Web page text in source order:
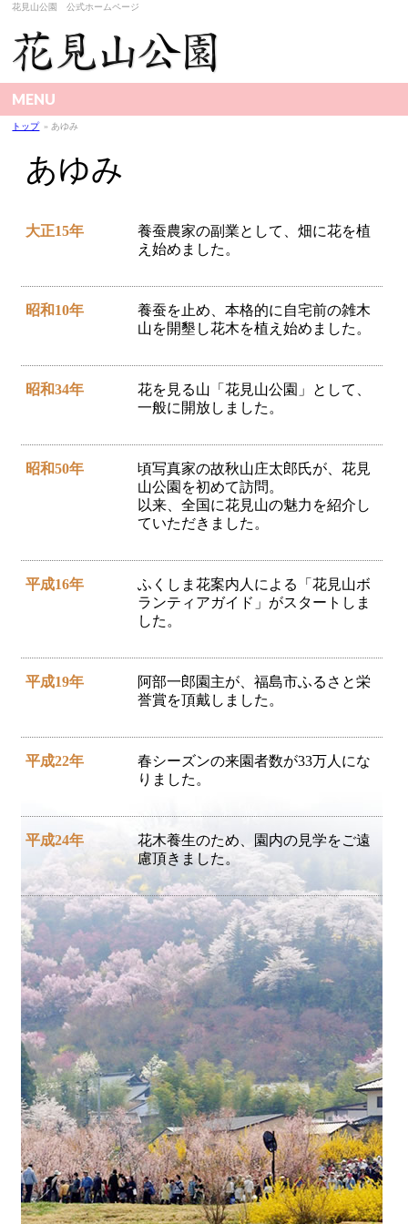
花見山公園 公式ホームページ
MENU
トップ » あゆみ
あゆみ
大正15年
養蚕農家の副業として、畑に花を植
え始めました。
昭和10年
養蚕を止め、本格的に自宅前の雑木
山を開墾し花木を植え始めました。
昭和34年
花を見る山「花見山公園」として、
一般に開放しました。
昭和50年
頃写真家の故秋山庄太郎氏が、花見
山公園を初めて訪問。
以来、全国に花見山の魅力を紹介し
ていただきました。
平成16年
ふくしま花案内人による「花見山ボ
ランティアガイド」がスタートしま
した。
平成19年
阿部一郎園主が、福島市ふるさと栄
誉賞を頂戴しました。
平成22年
春シーズンの来園者数が33万人にな
りました。
平成24年
花木養生のため、園内の見学をご遠
慮頂きました。